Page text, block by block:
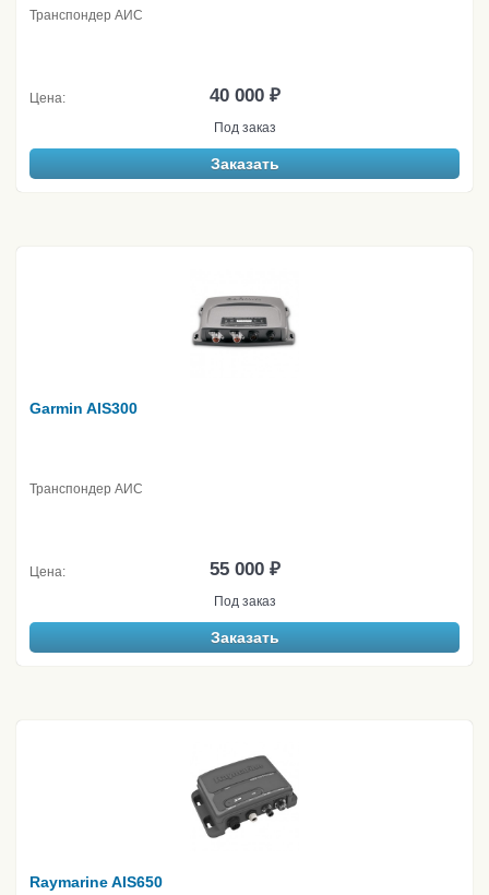
Транспондер АИС
Цена: 40 000 ₽
Под заказ
Заказать
Garmin AIS300
Транспондер АИС
Цена: 55 000 ₽
Под заказ
Заказать
Raymarine AIS650